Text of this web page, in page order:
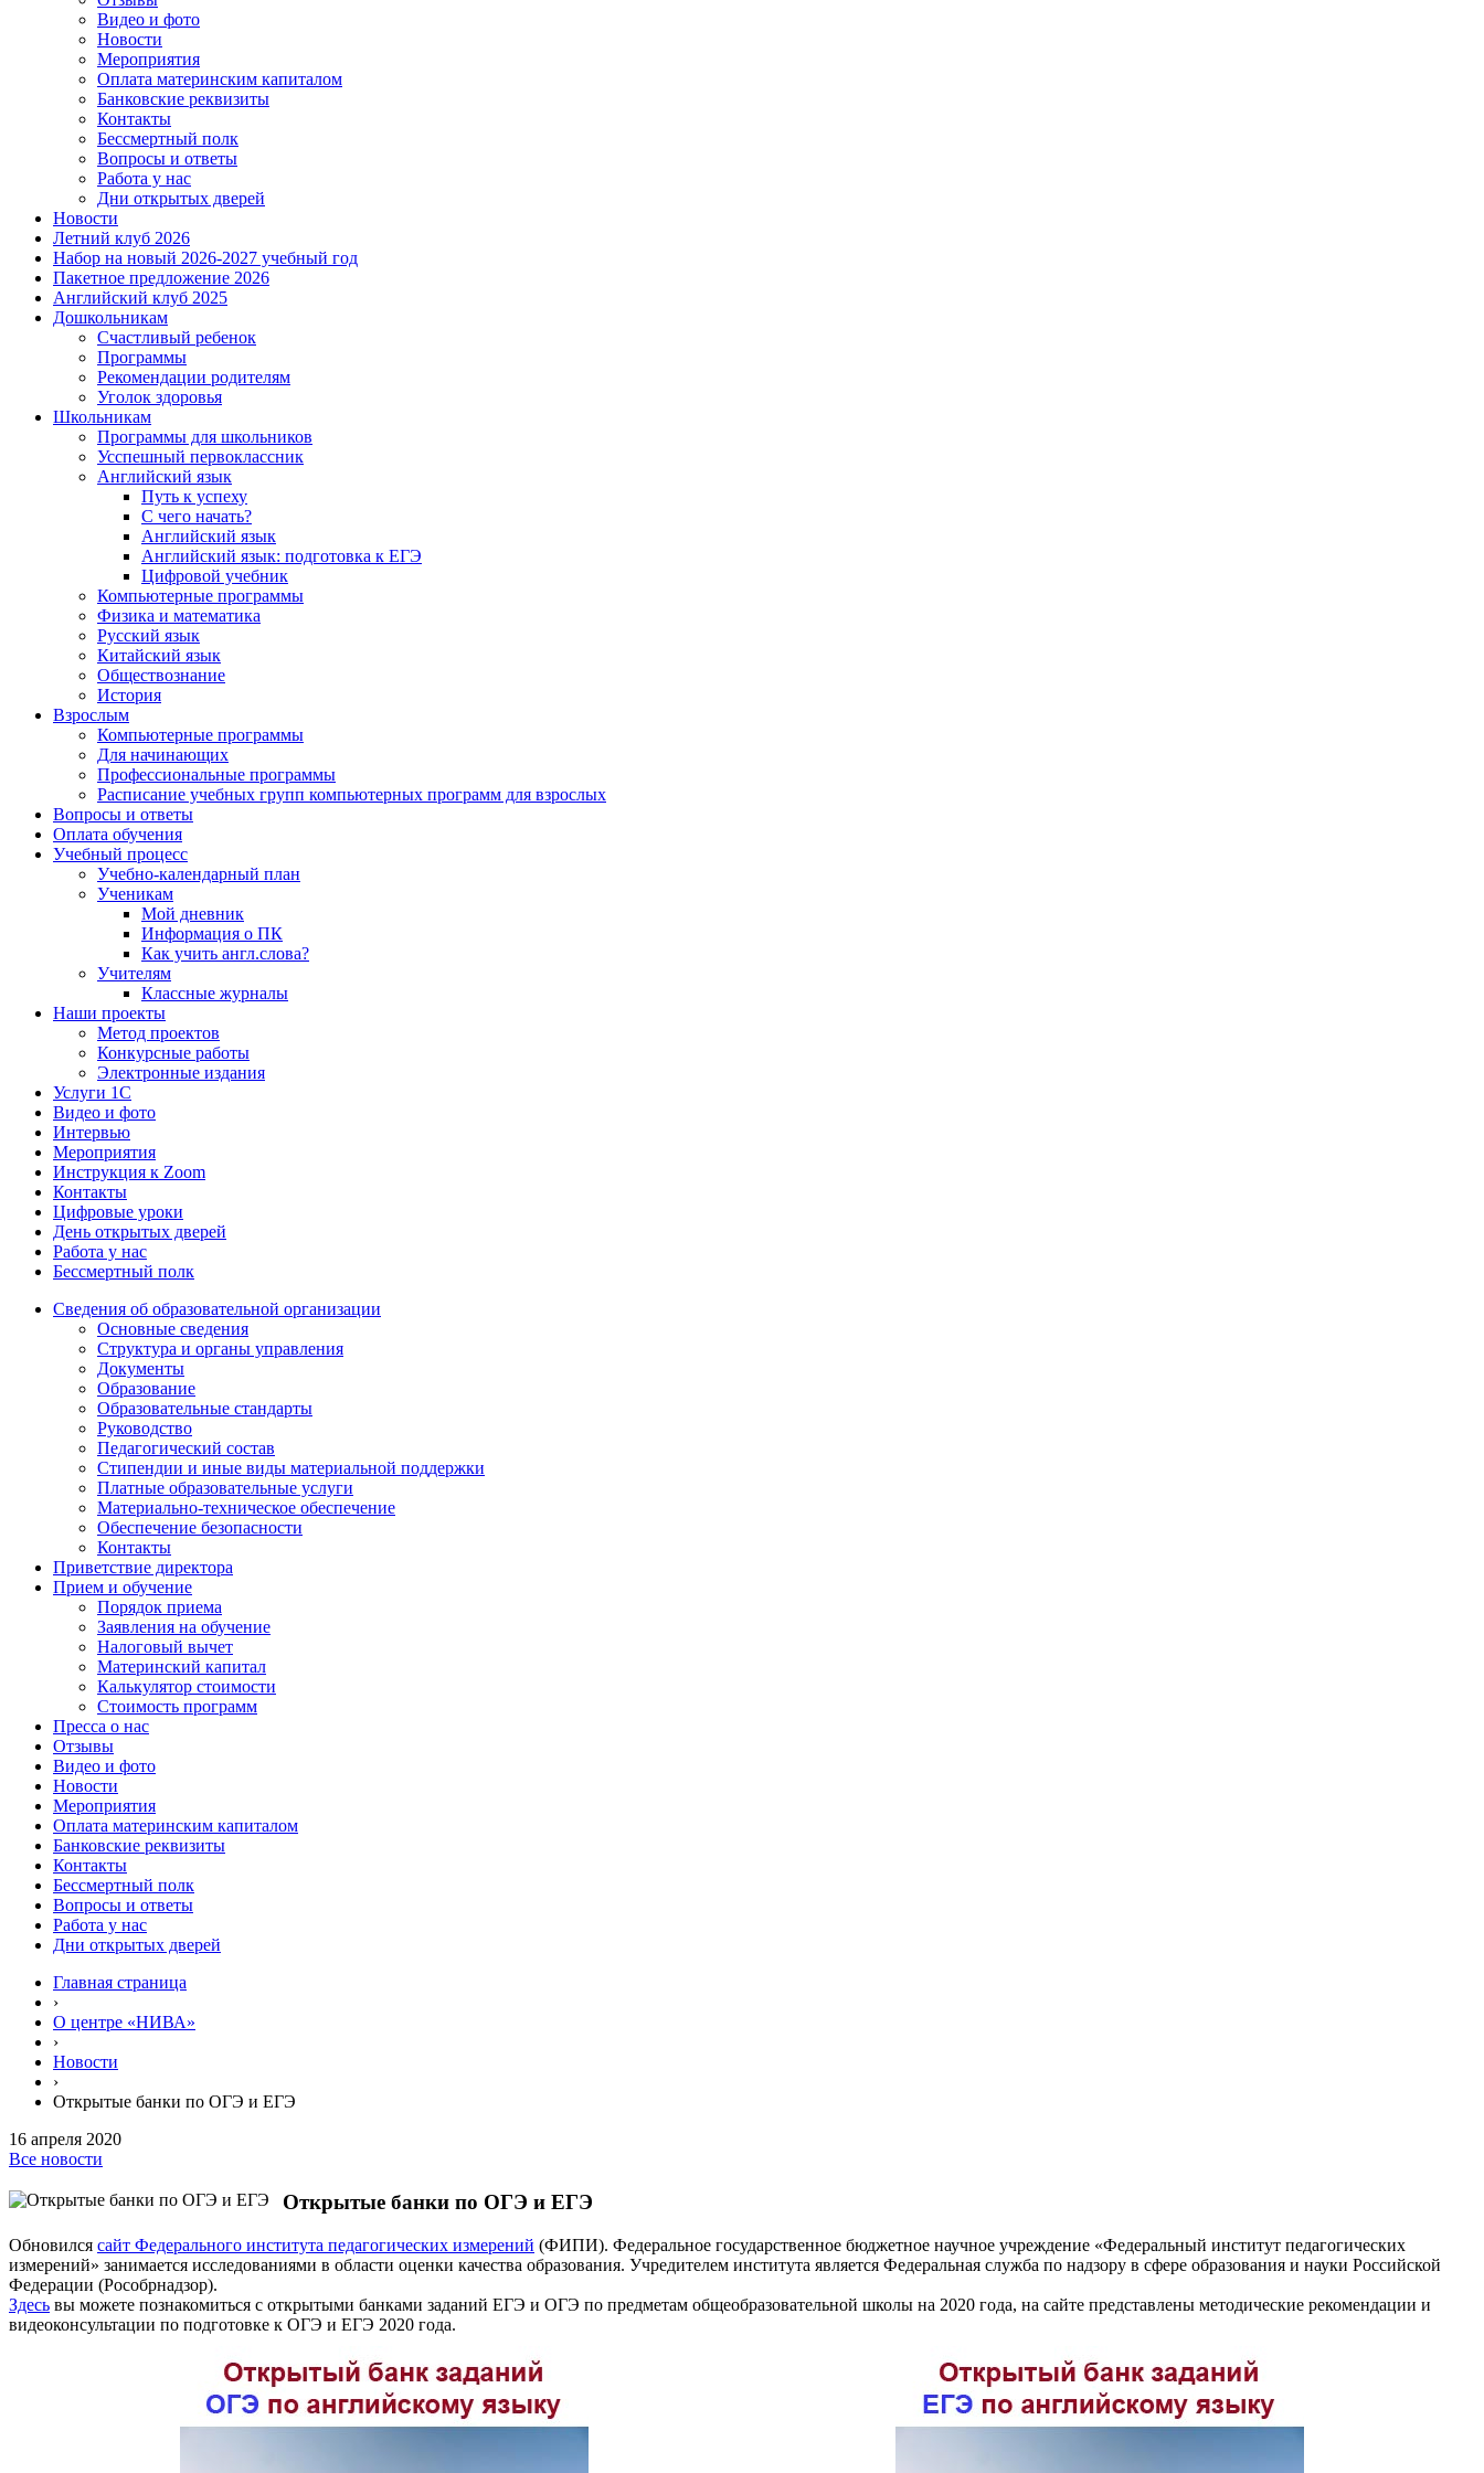
Видео и фото
Новости
Мероприятия
Оплата материнским капиталом
Банковские реквизиты
Контакты
Бессмертный полк
Вопросы и ответы
Работа у нас
Дни открытых дверей
Новости
Летний клуб 2026
Набор на новый 2026-2027 учебный год
Пакетное предложение 2026
Английский клуб 2025
Дошкольникам
Счастливый ребенок
Программы
Рекомендации родителям
Уголок здоровья
Школьникам
Программы для школьников
Усспешный первоклассник
Английский язык
Путь к успеху
С чего начать?
Английский язык
Английский язык: подготовка к ЕГЭ
Цифровой учебник
Компьютерные программы
Физика и математика
Русский язык
Китайский язык
Обществознание
История
Взрослым
Компьютерные программы
Для начинающих
Профессиональные программы
Расписание учебных групп компьютерных программ для взрослых
Вопросы и ответы
Оплата обучения
Учебный процесс
Учебно-календарный план
Ученикам
Мой дневник
Информация о ПК
Как учить англ.слова?
Учителям
Классные журналы
Наши проекты
Метод проектов
Конкурсные работы
Электронные издания
Услуги 1C
Видео и фото
Интервью
Мероприятия
Инструкция к Zoom
Контакты
Цифровые уроки
День открытых дверей
Работа у нас
Бессмертный полк
Сведения об образовательной организации
Основные сведения
Структура и органы управления
Документы
Образование
Образовательные стандарты
Руководство
Педагогический состав
Стипендии и иные виды материальной поддержки
Платные образовательные услуги
Материально-техническое обеспечение
Обеспечение безопасности
Контакты
Приветствие директора
Прием и обучение
Порядок приема
Заявления на обучение
Налоговый вычет
Материнский капитал
Калькулятор стоимости
Стоимость программ
Пресса о нас
Отзывы
Видео и фото
Новости
Мероприятия
Оплата материнским капиталом
Банковские реквизиты
Контакты
Бессмертный полк
Вопросы и ответы
Работа у нас
Дни открытых дверей
Главная страница
›
О центре «НИВА»
›
Новости
›
Открытые банки по ОГЭ и ЕГЭ
16 апреля 2020
Все новости
Открытые банки по ОГЭ и ЕГЭ
Обновился сайт Федерального института педагогических измерений (ФИПИ). Федеральное государственное бюджетное научное учреждение «Федеральный институт педагогических
измерений» занимается исследованиями в области оценки качества образования. Учредителем института является Федеральная служба по надзору в сфере образования и науки Российской
Федерации (Рособрнадзор).
Здесь вы можете познакомиться с открытыми банками заданий ЕГЭ и ОГЭ по предметам общеобразовательной школы на 2020 года, на сайте представлены методические рекомендации и
видеоконсультации по подготовке к ОГЭ и ЕГЭ 2020 года.